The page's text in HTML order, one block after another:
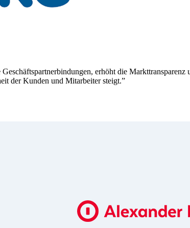
erhöht die
der Kunden und Mitarbeiter steigt.”